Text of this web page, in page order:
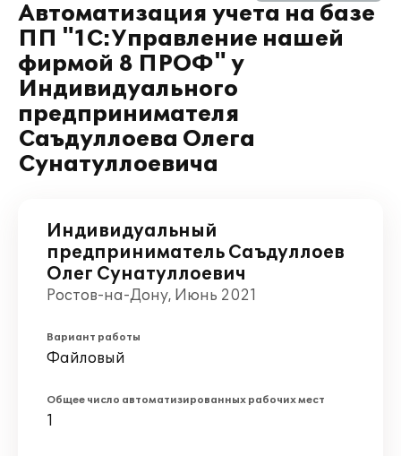
Автоматизация учета на базе
ПП "1С:Управление нашей
фирмой 8 ПРОФ" у
Индивидуального
предпринимателя
Саъдуллоева Олега
Сунатуллоевича
Индивидуальный
предприниматель Саъдуллоев
Олег Сунатуллоевич
Ростов-на-Дону, Июнь 2021
Вариант работы
Файловый
Общее число автоматизированных рабочих мест
1